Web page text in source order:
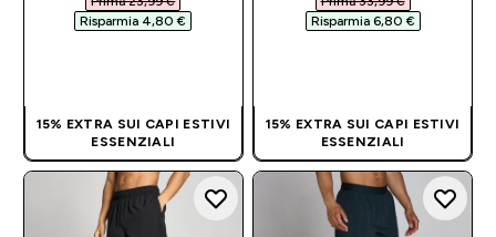
Risparmia 4,80 €‎
15% EXTRA SUI CAPI ESTIVI
ESSENZIALI
Risparmia 6,80 €‎
15% EXTRA SUI CAPI ESTIVI
ESSENZIALI